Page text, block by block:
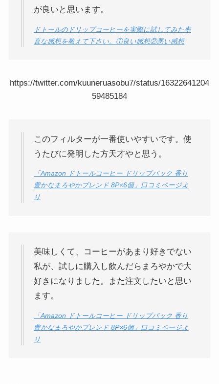
が良いと思います。
ドトールのドリップコーヒーを実際に試してみた率
直な感想を教えて下さい。①良い感想②悪い感想
https://twitter.com/kuuneruasobu7/status/16322641204
59485184
このフィルターが一番使いやすいです。使
うたびに発明した方天才やと思う。
「Amazon ドトールコーヒー ドリップパック 香り
豊かなまろやかブレンド 8P×6個」口コミページよ
り
美味しくて、コーヒーがあまり好きでない
私が、試しに購入し飲んだらまろやかで大
好きになりました。また注文したいと思い
ます。
「Amazon ドトールコーヒー ドリップパック 香り
豊かなまろやかブレンド 8P×6個」口コミページよ
り